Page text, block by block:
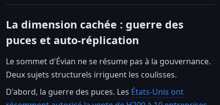
La dimension cachée : guerre des
puces et auto-réplication
Le sommet d'Évian ne se résume pas à la gouvernance.
Deux sujets structurels irriguent les coulisses.
D'abord, la guerre des puces. Les États-Unis ont